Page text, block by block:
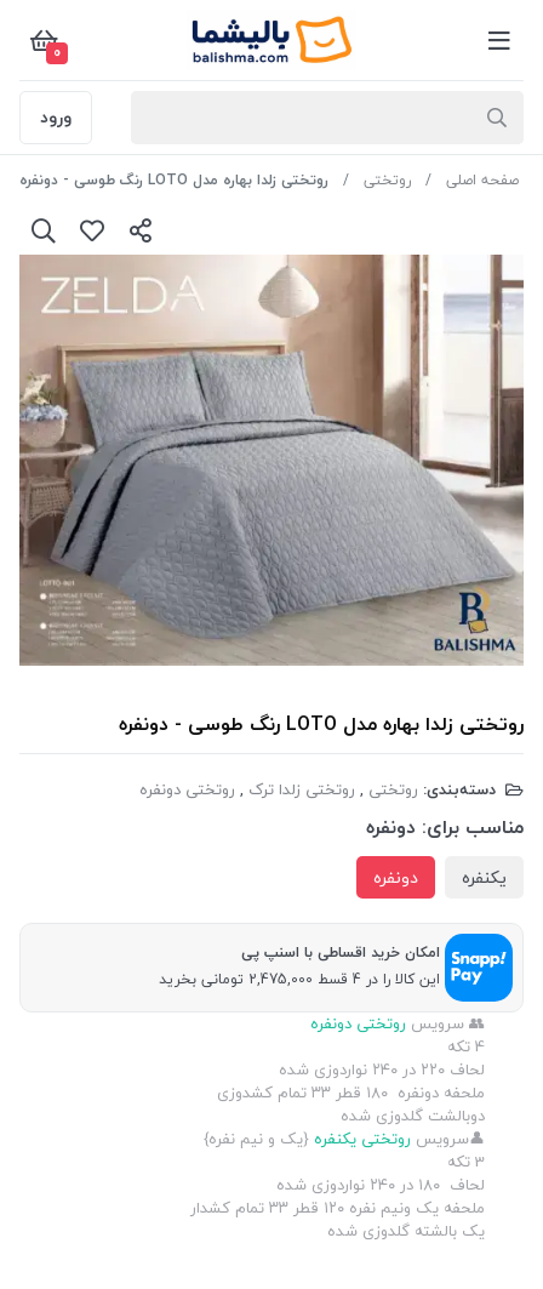
0
ورود
صفحه اصلی روتختی روتختی زلدا بهاره مدل LOTO رنگ طوسی - دونفره
روتختی زلدا بهاره مدل LOTO رنگ طوسی - دونفره
دسته‌بندی: روتختی , روتختی زلدا ترک , روتختی دونفره
مناسب برای: دونفره
یکنفره دونفره
امکان خرید اقساطی با اسنپ پی
این کالا را در 4 قسط 2,475,000 تومانی بخرید
👥 سرویس روتختی دونفره
4 تکه
لحاف ۲۲۰ در ۲۴۰ نواردوزی شده
ملحفه دونفره ۱۸۰ قطر ۳۳ تمام کشدوزی
دوبالشت گلدوزی شده
👤سرویس روتختی یکنفره {یک و نیم نفره}
3 تکه
لحاف ۱۸۰ در ۲۴۰ نواردوزی شده
ملحفه یک ونیم نفره ۱۲۰ قطر ۳۳ تمام کشدار
یک بالشته گلدوزی شده